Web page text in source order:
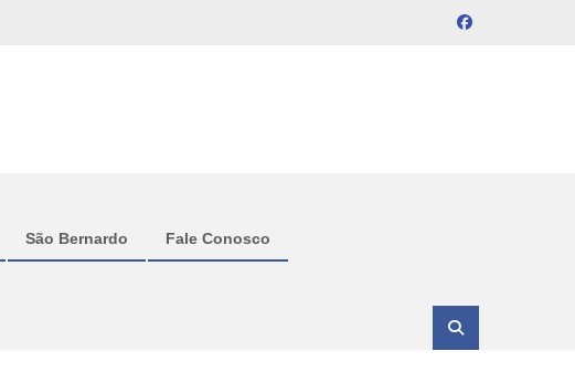
São Bernardo Fale Conosco